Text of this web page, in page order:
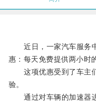
近日，一家汽车服务中
惠：每天免费提供两小时
这项优惠受到了车主们
验。
通过对车辆的加速器进